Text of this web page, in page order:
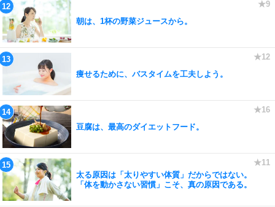
朝は、1杯の野菜ジュースから。
痩せるために、バスタイムを工夫しよう。
豆腐は、最高のダイエットフード。
太る原因は「太りやすい体質」だからではない。
「体を動かさない習慣」こそ、真の原因である。